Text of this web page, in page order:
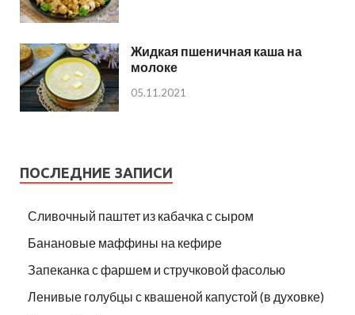
Жидкая пшеничная каша на
молоке
05.11.2021
ПОСЛЕДНИЕ ЗАПИСИ
Сливочный паштет из кабачка с сыром
Банановые маффины на кефире
Запеканка с фаршем и стручковой фасолью
Ленивые голубцы с квашеной капустой (в духовке)